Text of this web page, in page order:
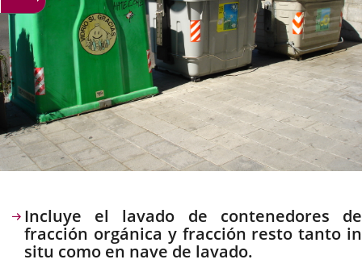
Descripción
Incluye el lavado de contenedores de
fracción orgánica y fracción resto tanto in
situ como en nave de lavado.